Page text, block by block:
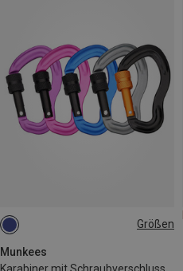
Größen
Munkees
5.8CM